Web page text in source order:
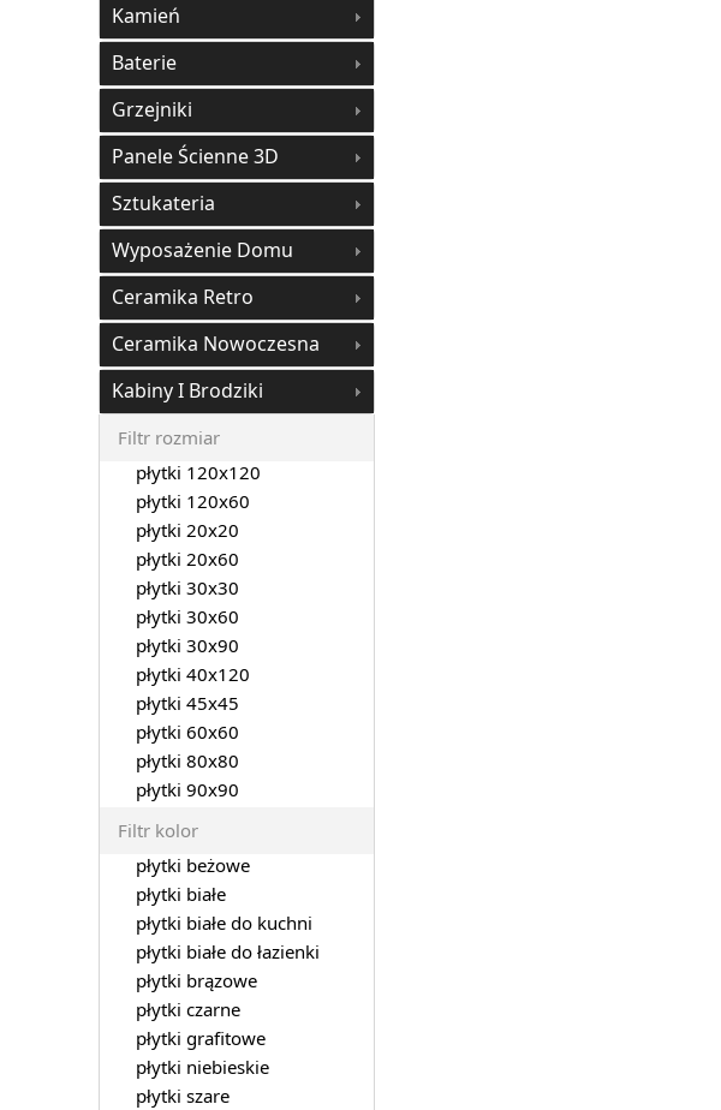
Kamień
Baterie
Grzejniki
Panele Ścienne 3D
Sztukateria
Wyposażenie Domu
Ceramika Retro
Ceramika Nowoczesna
Kabiny I Brodziki
Filtr rozmiar
płytki 120x120
płytki 120x60
płytki 20x20
płytki 20x60
płytki 30x30
płytki 30x60
płytki 30x90
płytki 40x120
płytki 45x45
płytki 60x60
płytki 80x80
płytki 90x90
Filtr kolor
płytki beżowe
płytki białe
płytki białe do kuchni
płytki białe do łazienki
płytki brązowe
płytki czarne
płytki grafitowe
płytki niebieskie
płytki szare